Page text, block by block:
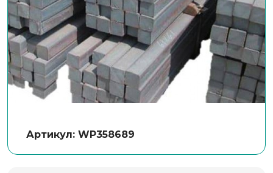
Артикул: WP358689